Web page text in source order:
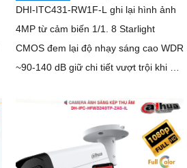
DHI-ITC431-RW1F-L ghi lại hình ảnh
4MP từ cảm biến 1/1. 8 Starlight
CMOS đem lại độ nhạy sáng cao WDR
~90-140 dB giữ chi tiết vượt trội khi có
thời ống kính zoom động 10-50 mm
khẩu độ tối đa ≈ F1